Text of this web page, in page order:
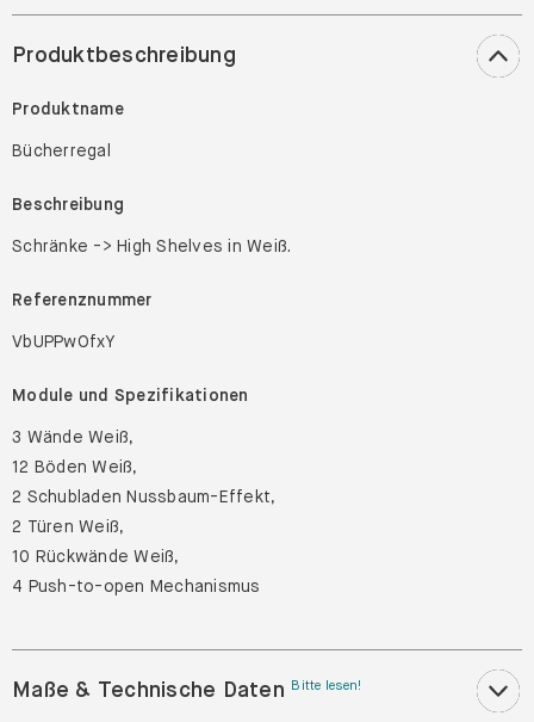
Produktbeschreibung
Produktname
Bücherregal
Beschreibung
Schränke -> High Shelves in Weiß.
Referenznummer
VbUPPwOfxY
Module und Spezifikationen
3 Wände Weiß,
12 Böden Weiß,
2 Schubladen Nussbaum-Effekt,
2 Türen Weiß,
10 Rückwände Weiß,
4 Push-to-open Mechanismus
Maße & Technische Daten Bitte lesen!